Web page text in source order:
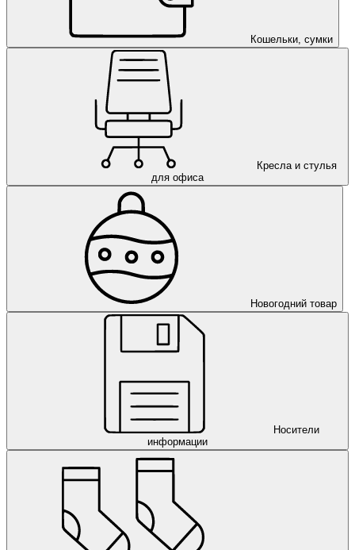
Кошельки, сумки
Кресла и стулья
для офиса
Новогодний товар
Носители
информации